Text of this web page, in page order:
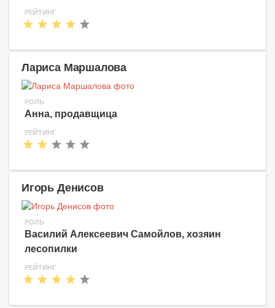
РЕЙТИНГ
Лариса Маршалова
РОЛЬ
Анна, продавщица
РЕЙТИНГ
Игорь Денисов
РОЛЬ
Василий Алексеевич Самойлов, хозяин
лесопилки
РЕЙТИНГ